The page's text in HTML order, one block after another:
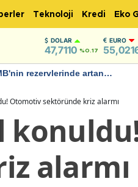
Teknoloji Kredi Eko
DOLAR
47,7110 %0.17
EURO
rezervlerinde artan
Otomotiv sektöründe kriz alarmı
alarmı